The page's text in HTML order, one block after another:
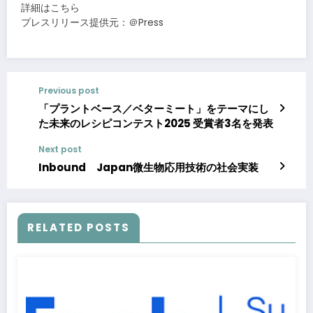
詳細はこちら
プレスリリース提供元：＠Press
Previous post
「プラントベース／ベターミート」をテーマにし
た未来のレシピコンテスト2025 受賞者3名を発表
Next post
Inbound Japan微生物応用技術の社会実装
RELATED POSTS